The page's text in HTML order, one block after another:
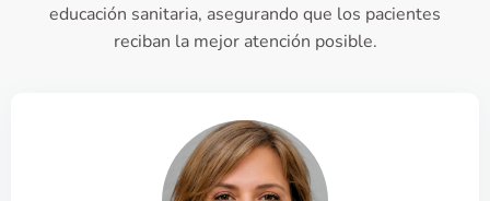
educación sanitaria, asegurando que los pacientes
reciban la mejor atención posible.